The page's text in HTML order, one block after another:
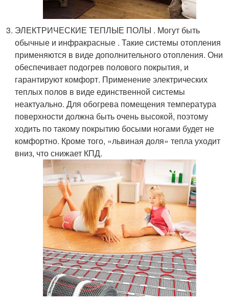
ЭЛЕКТРИЧЕСКИЕ ТЕПЛЫЕ ПОЛЫ . Могут быть
обычные и инфракрасные . Такие системы отопления
применяются в виде дополнительного отопления. Они
обеспечивает подогрев полового покрытия, и
гарантируют комфорт. Применение электрических
теплых полов в виде единственной системы
неактуально. Для обогрева помещения температура
поверхности должна быть очень высокой, поэтому
ходить по такому покрытию босыми ногами будет не
комфортно. Кроме того, «львиная доля» тепла уходит
вниз, что снижает КПД.